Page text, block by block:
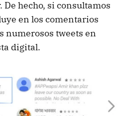
hecho, si consultamos
en los comentarios
numerosos tweets en
digital.